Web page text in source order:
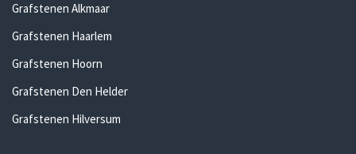
Grafstenen Alkmaar
Grafstenen Haarlem
Grafstenen Hoorn
Grafstenen Den Helder
Grafstenen Hilversum